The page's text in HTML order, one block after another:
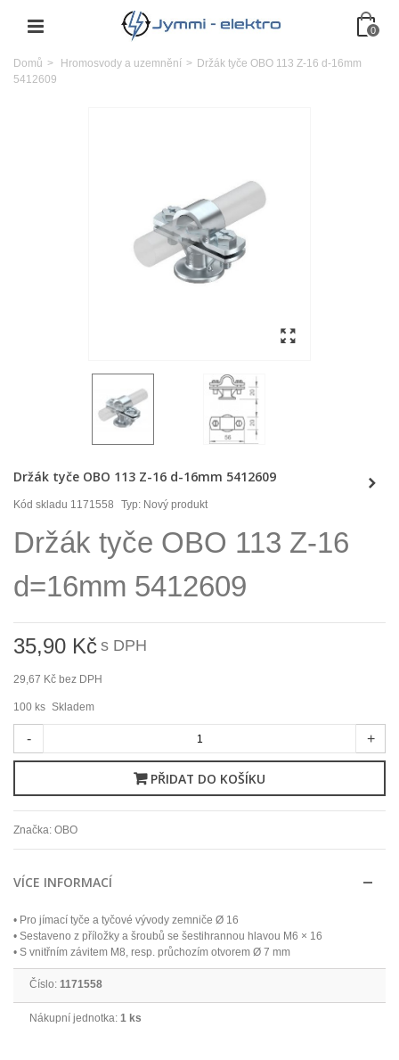
0
Domů > Hromosvody a uzemnění > Držák tyče OBO 113 Z-16 d-16mm
5412609
Držák tyče OBO 113 Z-16 d-16mm 5412609
Kód skladu 1171558 Typ: Nový produkt
Držák tyče OBO 113 Z-16
d=16mm 5412609
35,90 Kč s DPH
29,67 Kč bez DPH
100 ks Skladem
- +
PŘIDAT DO KOŠÍKU
Značka: OBO
VÍCE INFORMACÍ
• Pro jímací tyče a tyčové vývody zemniče Ø 16
• Sestaveno z příložky a šroubů se šestihrannou hlavou M6 × 16
• S vnitřním závitem M8, resp. průchozím otvorem Ø 7 mm
Číslo: 1171558
Nákupní jednotka: 1 ks